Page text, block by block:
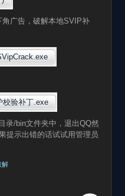
广告，破解本地SVIP补
校验补丁.exe
录/bin文件夹中，退出QQ然
提示出错的话试试用管理员
解